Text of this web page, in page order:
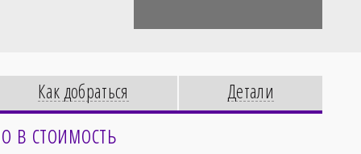
Как добраться Детали
в стоимость